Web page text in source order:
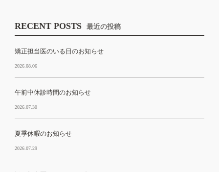
RECENT POSTS 最近の投稿
矯正担当医のいる日のお知らせ
2026.08.06
午前中休診時間のお知らせ
2026.07.30
夏季休暇のお知らせ
2026.07.29